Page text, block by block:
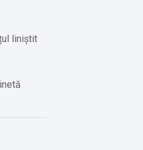
liniștit